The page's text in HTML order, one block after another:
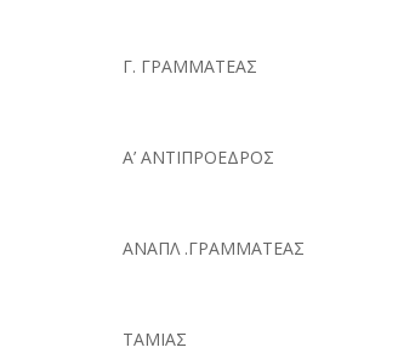
Γ. ΓΡΑΜΜΑΤΕΑΣ
Α’ ΑΝΤΙΠΡΟΕΔΡΟΣ
ΑΝΑΠΛ .ΓΡΑΜΜΑΤΕΑΣ
ΤΑΜΙΑΣ